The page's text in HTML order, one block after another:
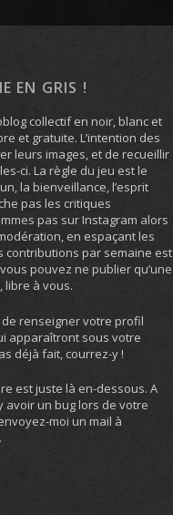
EN GRIS !
collectif en noir, blanc et
et gratuite. L’intention des
leurs images, et de recueillir
ci. La règle du jeu est le
la bienveillance, l’esprit
pas les critiques
pas sur Instagram alors
en espaçant les
contributions par semaine est
pouvez ne publier qu’une
libre à vous.
de renseigner votre profil
apparaîtront sous votre
déjà fait, courrez-y !
est juste là en-dessous. A
avoir un bug lors de votre
moi un mail à